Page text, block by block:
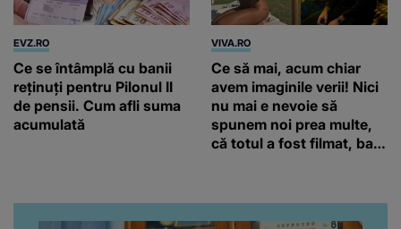
EVZ.RO
Ce se întâmplă cu banii
reținuți pentru Pilonul II
de pensii. Cum afli suma
acumulată
VIVA.RO
Ce să mai, acum chiar
avem imaginile verii! Nici
nu mai e nevoie să
spunem noi prea multe,
că totul a fost filmat, ba
da, frumoasa iubită a lui
Florin Ristei e...